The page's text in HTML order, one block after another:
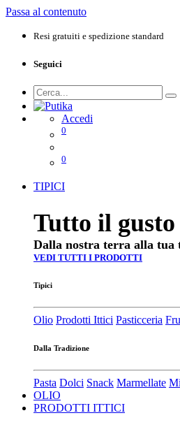
Passa al contenuto
Resi gratuiti e spedizione standard
Seguici
Accedi
0
0
TIPICI
Tutto il
Dalla nostra terra alla tua
VEDI TUTTI I PRODOTTI
Tipici
Olio Prodotti Ittici Pasticceria
Dalla Tradizione
Pasta Dolci Snack Marmellate
OLIO
PRODOTTI ITTICI